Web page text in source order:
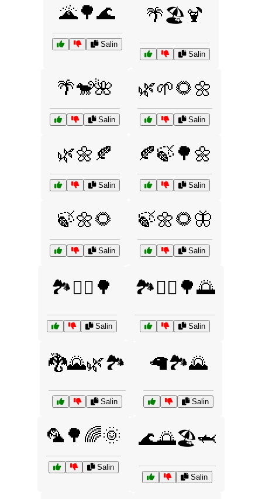
🌋🌳🌊
Salin
🌴🏖️🍹
Salin
🌴🐒🌺
Salin
🌿🌱🌻🌼
Salin
🌿🌼🍂
Salin
🍂🍃🌳🌼
Salin
🍃🌼🌻
Salin
🍃🌼🌻🦋
Salin
🏞️🚴‍♀️🌳
Salin
🏞️🚶‍♂️🌳🌅
Salin
🐉🌄🌿🏞️
Salin
🦙🏞️🌄
Salin
🦜🌳🌈🌞
Salin
🌊🌅🏖️🦈
Salin